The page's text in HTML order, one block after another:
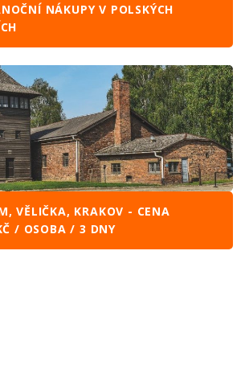
NÁKUPY V POLSKÝCH
VĚLIČKA, KRAKOV - CENA
/ OSOBA / 3 DNY